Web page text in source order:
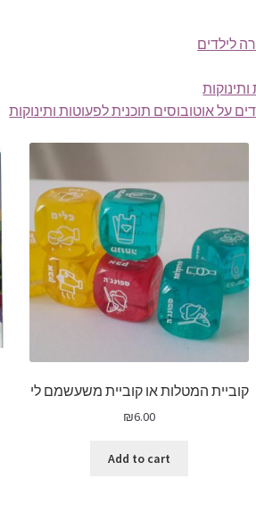
לילדים
על אוטובוסים תוכנית לפעוטות ותינוקות
קוביית המטלות או קוביית משעשמם לי
₪6.00
Add to cart